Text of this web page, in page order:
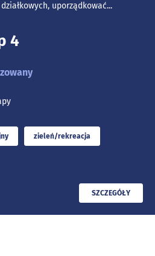
uporządkować...
4
zieleń/rekreacja
PRZECZYTAJ
SZCZEGÓŁY